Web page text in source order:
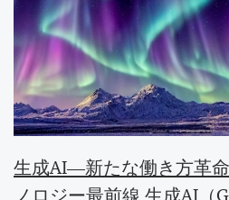
生成AI―新たな働き方革